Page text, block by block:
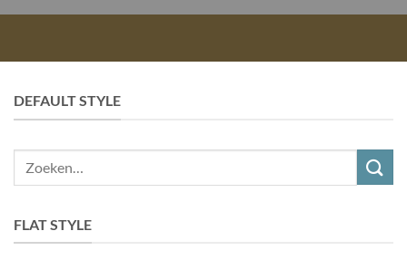
DEFAULT STYLE
FLAT STYLE